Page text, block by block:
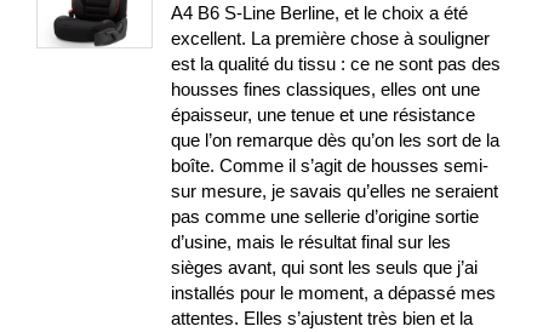
A4 B6 S-Line Berline, et le choix a été
excellent. La première chose à souligner
est la qualité du tissu : ce ne sont pas des
housses fines classiques, elles ont une
épaisseur, une tenue et une résistance
que l’on remarque dès qu’on les sort de la
boîte. Comme il s’agit de housses semi-
sur mesure, je savais qu’elles ne seraient
pas comme une sellerie d’origine sortie
d’usine, mais le résultat final sur les
sièges avant, qui sont les seuls que j’ai
installés pour le moment, a dépassé mes
attentes. Elles s’ajustent très bien et la